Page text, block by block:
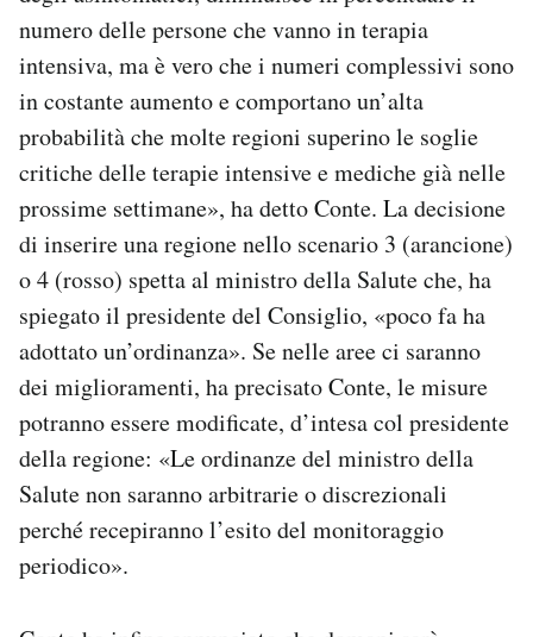
numero delle persone che vanno in terapia
intensiva, ma è vero che i numeri complessivi sono
in costante aumento e comportano un’alta
probabilità che molte regioni superino le soglie
critiche delle terapie intensive e mediche già nelle
prossime settimane», ha detto Conte. La decisione
di inserire una regione nello scenario 3 (arancione)
o 4 (rosso) spetta al ministro della Salute che, ha
spiegato il presidente del Consiglio, «poco fa ha
adottato un’ordinanza». Se nelle aree ci saranno
dei miglioramenti, ha precisato Conte, le misure
potranno essere modificate, d’intesa col presidente
della regione: «Le ordinanze del ministro della
Salute non saranno arbitrarie o discrezionali
perché recepiranno l’esito del monitoraggio
periodico».